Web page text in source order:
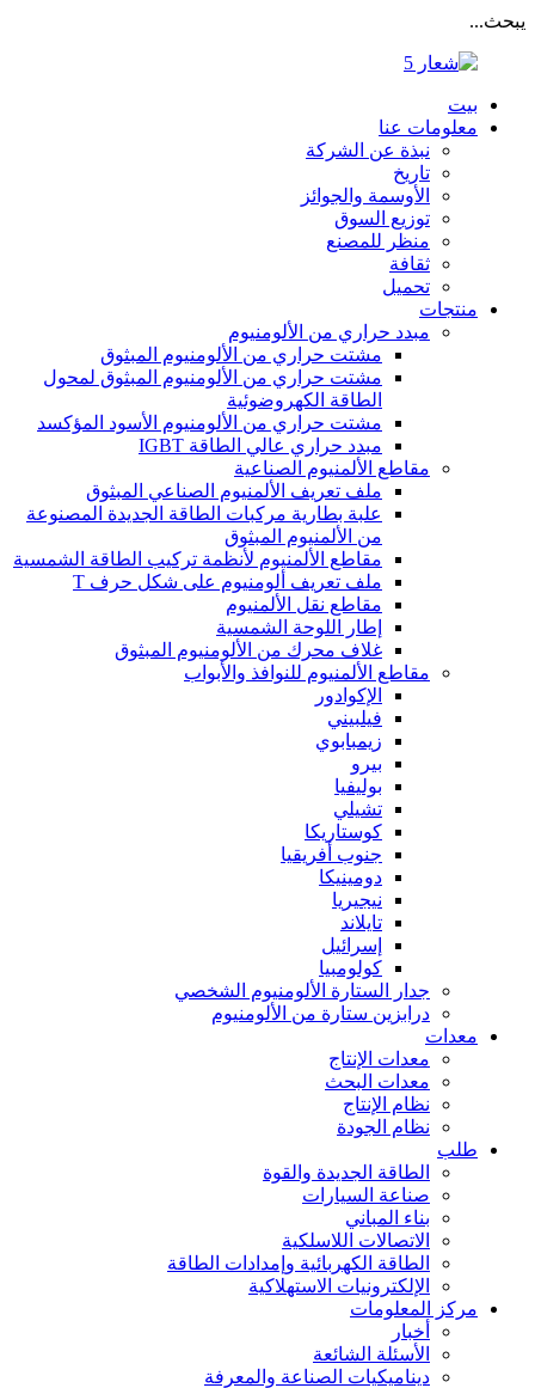
يبحث...
بيت
معلومات عنا
نبذة عن الشركة
تاريخ
الأوسمة والجوائز
توزيع السوق
منظر للمصنع
ثقافة
تحميل
منتجات
مبدد حراري من الألومنيوم
مشتت حراري من الألومنيوم المبثوق
مشتت حراري من الألومنيوم المبثوق لمحول
الطاقة الكهروضوئية
مشتت حراري من الألومنيوم الأسود المؤكسد
مبدد حراري عالي الطاقة IGBT
مقاطع الألمنيوم الصناعية
ملف تعريف الألمنيوم الصناعي المبثوق
علبة بطارية مركبات الطاقة الجديدة المصنوعة
من الألمنيوم المبثوق
مقاطع الألمنيوم لأنظمة تركيب الطاقة الشمسية
ملف تعريف ألومنيوم على شكل حرف T
مقاطع نقل الألمنيوم
إطار اللوحة الشمسية
غلاف محرك من الألومنيوم المبثوق
مقاطع الألمنيوم للنوافذ والأبواب
الإكوادور
فيلبيني
زيمبابوي
بيرو
بوليفيا
تشيلي
كوستاريكا
جنوب أفريقيا
دومينيكا
نيجيريا
تايلاند
إسرائيل
كولومبيا
جدار الستارة الألومنيوم الشخصي
درابزين ستارة من الألومنيوم
معدات
معدات الإنتاج
معدات البحث
نظام الإنتاج
نظام الجودة
طلب
الطاقة الجديدة والقوة
صناعة السيارات
بناء المباني
الاتصالات اللاسلكية
الطاقة الكهربائية وإمدادات الطاقة
الإلكترونيات الاستهلاكية
مركز المعلومات
أخبار
الأسئلة الشائعة
ديناميكيات الصناعة والمعرفة